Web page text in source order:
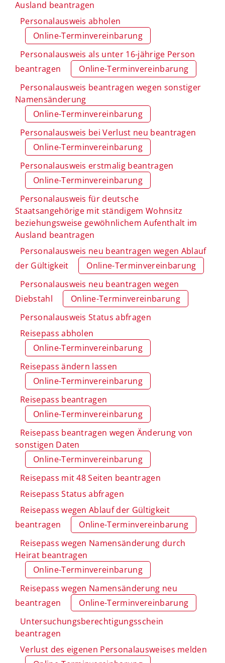
Ausland beantragen
Personalausweis abholen
Online-Terminvereinbarung
Personalausweis als unter 16-jährige Person
beantragen
Online-Terminvereinbarung
Personalausweis beantragen wegen sonstiger
Namensänderung
Online-Terminvereinbarung
Personalausweis bei Verlust neu beantragen
Online-Terminvereinbarung
Personalausweis erstmalig beantragen
Online-Terminvereinbarung
Personalausweis für deutsche
Staatsangehörige mit ständigem Wohnsitz
beziehungsweise gewöhnlichem Aufenthalt im
Ausland beantragen
Personalausweis neu beantragen wegen Ablauf
der Gültigkeit
Online-Terminvereinbarung
Personalausweis neu beantragen wegen
Diebstahl
Online-Terminvereinbarung
Personalausweis Status abfragen
Reisepass abholen
Online-Terminvereinbarung
Reisepass ändern lassen
Online-Terminvereinbarung
Reisepass beantragen
Online-Terminvereinbarung
Reisepass beantragen wegen Änderung von
sonstigen Daten
Online-Terminvereinbarung
Reisepass mit 48 Seiten beantragen
Reisepass Status abfragen
Reisepass wegen Ablauf der Gültigkeit
beantragen
Online-Terminvereinbarung
Reisepass wegen Namensänderung durch
Heirat beantragen
Online-Terminvereinbarung
Reisepass wegen Namensänderung neu
beantragen
Online-Terminvereinbarung
Untersuchungsberechtigungsschein
beantragen
Verlust des eigenen Personalausweises melden